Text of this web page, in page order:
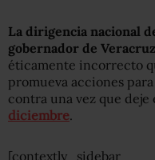
La dirigencia nacional
gobernador de
éticamente incorrecto
promueva acciones
contra una vez que deje
diciembre.
[contextly_sidebar